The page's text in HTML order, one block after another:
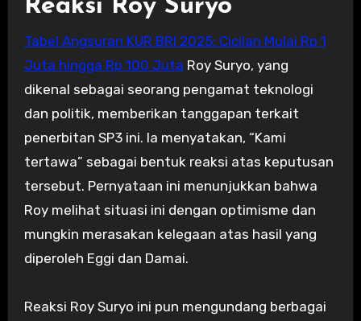
Reaksi Roy Suryo
Tabel Angsuran KUR BRI 2025: Cicilan Mulai Rp 1
Juta hingga Rp 100 Juta Roy Suryo, yang
dikenal sebagai seorang pengamat teknologi
dan politik, memberikan tanggapan terkait
penerbitan SP3 ini. Ia menyatakan, “Kami
tertawa” sebagai bentuk reaksi atas keputusan
tersebut. Pernyataan ini menunjukkan bahwa
Roy melihat situasi ini dengan optimisme dan
mungkin merasakan kelegaan atas hasil yang
diperoleh Eggi dan Damai.
Reaksi Roy Suryo ini pun mengundang berbagai